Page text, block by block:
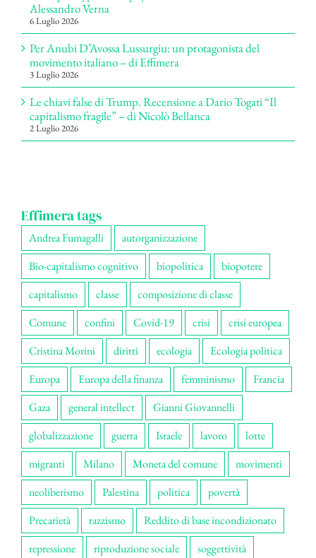
Alessandro Verna
6 Luglio 2026
Per Anubi D’Avossa Lussurgiu: un protagonista del
movimento italiano – di Effimera
3 Luglio 2026
Le chiavi false di Trump. Recensione a Dario Togati “Il
capitalismo fragile” – di Nicolò Bellanca
2 Luglio 2026
Effimera tags
Andrea Fumagalli
autorganizzazione
Bio-capitalismo cognitivo
biopolitica
biopotere
capitalismo
classe
composizione di classe
Comune
confini Covid-19 crisi
crisi europea
Cristina Morini
diritti ecologia
Ecologia politica
Europa
Europa della finanza femminismo
Francia
Gaza
general intellect
Gianni Giovannelli
globalizzazione
guerra Israele lavoro
lotte
migranti
Milano Moneta del comune
movimenti
neoliberismo
Palestina politica
povertà
Precarietà
razzismo
Reddito di base incondizionato
repressione
riproduzione sociale soggettività